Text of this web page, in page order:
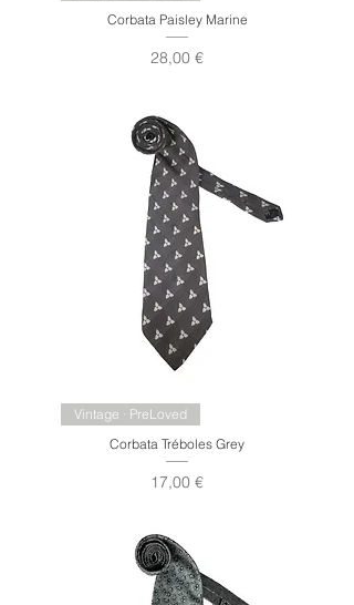
Corbata Paisley Marine
Precio
28,00 €
Vintage · PreLoved
Corbata Tréboles Grey
Precio
17,00 €